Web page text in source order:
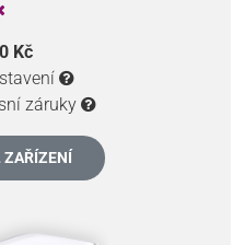
Kč
záruky
ZAŘÍZENÍ